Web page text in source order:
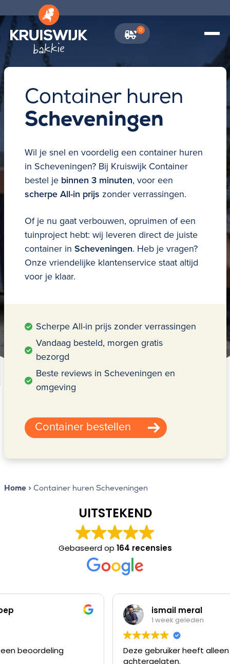
0
Container huren
Scheveningen
Wil je snel en voordelig een container huren
in Scheveningen? Bij Kruiswijk Container
bestel je binnen 3 minuten, voor een
scherpe All-in prijs zonder verrassingen.
Of je nu gaat verbouwen, opruimen of een
tuinproject hebt: wij leveren direct de juiste
container in Scheveningen. Heb je vragen?
Onze vriendelijke klantenservice staat altijd
voor je klaar.
Scherpe All-in prijs zonder verrassingen
Vandaag besteld, morgen gratis
bezorgd
Beste reviews in Scheveningen en
omgeving
Container bestellen
Home >Container huren Scheveningen
UITSTEKEND
Gebaseerd op 164 recensies
ismail meral
Deze gebruiker heeft alleen een beoordeling